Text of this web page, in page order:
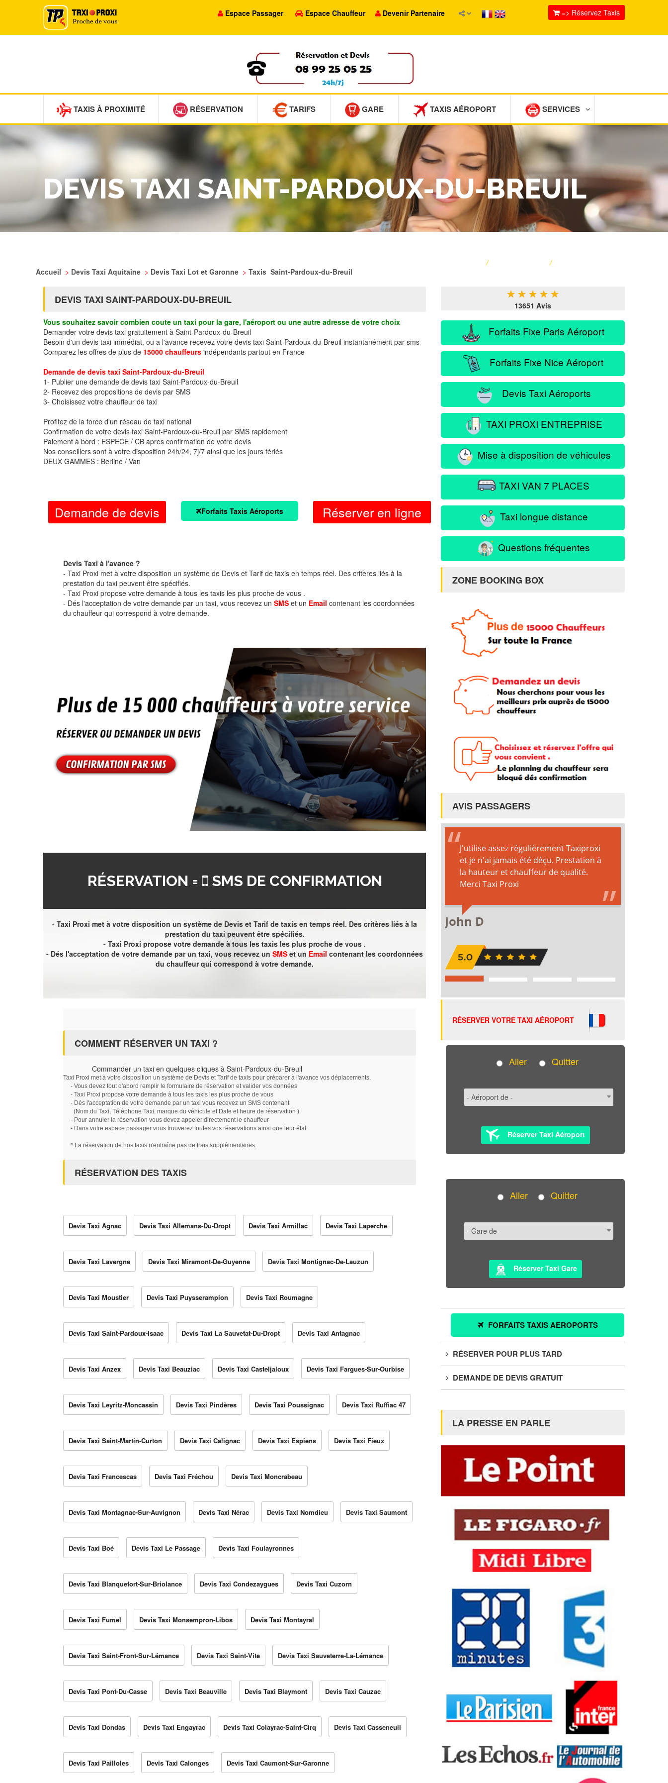
Espace Passager Espace Chauffeur Devenir Partenaire => Réservez Taxis
TAXIS À PROXIMITÉ RÉSERVATION TARIFS GARE TAXIS AÉROPORT SERVICES
DEVIS TAXI SAINT-PARDOUX-DU-BREUIL
/ /
Accueil > Devis Taxi Aquitaine > Devis Taxi Lot et Garonne > Taxis Saint-Pardoux-du-Breuil
DEVIS TAXI SAINT-PARDOUX-DU-BREUIL
Vous souhaitez savoir combien coute un taxi pour la gare, l'aéroport ou une autre adresse de votre choix
Demander votre devis taxi gratuitement à Saint-Pardoux-du-Breuil
Besoin d'un devis taxi immédiat, ou a l'avance recevez votre devis taxi Saint-Pardoux-du-Breuil instantanément par sms
Comparez les offres de plus de 15000 chauffeurs indépendants partout en France
Demande de devis taxi Saint-Pardoux-du-Breuil
1- Publier une demande de devis taxi Saint-Pardoux-du-Breuil
2- Recevez des propositions de devis par SMS
3- Choisissez votre chauffeur de taxi
Profitez de la force d'un réseau de taxi national
Confirmation de votre devis taxi Saint-Pardoux-du-Breuil par SMS rapidement
Paiement à bord : ESPECE / CB apres confirmation de votre devis
Nos conseillers sont à votre disposition 24h/24, 7j/7 ainsi que les jours fériés
DEUX GAMMES : Berline / Van
Demande de devis Forfaits Taxis Aéroports Réserver en ligne
Devis Taxi à l'avance ?
- Taxi Proxi met à votre disposition un système de Devis et Tarif de taxis en temps réel. Des critères liés à la
prestation du taxi peuvent être spécifiés.
- Taxi Proxi propose votre demande à tous les taxis les plus proche de vous .
- Dés l'acceptation de votre demande par un taxi, vous recevez un SMS et un Email contenant les coordonnées
du chauffeur qui correspond à votre demande.
RÉSERVATION = SMS DE CONFIRMATION
- Taxi Proxi met à votre disposition un système de Devis et Tarif de taxis en temps réel. Des critères liés à la
prestation du taxi peuvent être spécifiés.
- Taxi Proxi propose votre demande à tous les taxis les plus proche de vous .
- Dés l'acceptation de votre demande par un taxi, vous recevez un SMS et un Email contenant les coordonnées
du chauffeur qui correspond à votre demande.
COMMENT RÉSERVER UN TAXI ?
Commander un taxi en quelques cliques à Saint-Pardoux-du-Breuil
Taxi Proxi met à votre disposition un système de Devis et Tarif de taxis pour préparer à l'avance vos déplacements.
- Vous devez tout d'abord remplir le formulaire de réservation et valider vos données
- Taxi Proxi propose votre demande à tous les taxis les plus proche de vous
- Dés l'acceptation de votre demande par un taxi vous recevez un SMS contenant
(Nom du Taxi, Téléphone Taxi, marque du véhicule et Date et heure de réservation )
- Pour annuler la réservation vous devez appeler directement le chauffeur
- Dans votre espace passager vous trouverez toutes vos réservations ainsi que leur état.
* La réservation de nos taxis n'entraîne pas de frais supplémentaires.
RÉSERVATION DES TAXIS
Devis Taxi Agnac Devis Taxi Allemans-Du-Dropt Devis Taxi Armillac Devis Taxi Laperche
Devis Taxi Lavergne Devis Taxi Miramont-De-Guyenne Devis Taxi Montignac-De-Lauzun
Devis Taxi Moustier Devis Taxi Puysserampion Devis Taxi Roumagne
Devis Taxi Saint-Pardoux-Isaac Devis Taxi La Sauvetat-Du-Dropt Devis Taxi Antagnac
Devis Taxi Anzex Devis Taxi Beauziac Devis Taxi Casteljaloux Devis Taxi Fargues-Sur-Ourbise
Devis Taxi Leyritz-Moncassin Devis Taxi Pindères Devis Taxi Poussignac Devis Taxi Ruffiac 47
Devis Taxi Saint-Martin-Curton Devis Taxi Calignac Devis Taxi Espiens Devis Taxi Fieux
Devis Taxi Francescas Devis Taxi Fréchou Devis Taxi Moncrabeau
Devis Taxi Montagnac-Sur-Auvignon Devis Taxi Nérac Devis Taxi Nomdieu Devis Taxi Saumont
Devis Taxi Boé Devis Taxi Le Passage Devis Taxi Foulayronnes
Devis Taxi Blanquefort-Sur-Briolance Devis Taxi Condezaygues Devis Taxi Cuzorn
Devis Taxi Fumel Devis Taxi Monsempron-Libos Devis Taxi Montayral
Devis Taxi Saint-Front-Sur-Lémance Devis Taxi Saint-Vite Devis Taxi Sauveterre-La-Lémance
Devis Taxi Pont-Du-Casse Devis Taxi Beauville Devis Taxi Blaymont Devis Taxi Cauzac
Devis Taxi Dondas Devis Taxi Engayrac Devis Taxi Colayrac-Saint-Cirq Devis Taxi Casseneuil
Devis Taxi Pailloles Devis Taxi Calonges Devis Taxi Caumont-Sur-Garonne
★ ★ ★ ★ ★
13651 Avis
Forfaits Fixe Paris Aéroport
Forfaits Fixe Nice Aéroport
Devis Taxi Aéroports
TAXI PROXI ENTREPRISE
Mise à disposition de véhicules
TAXI VAN 7 PLACES
Taxi longue distance
Questions fréquentes
ZONE BOOKING BOX
AVIS PASSAGERS
RÉSERVER VOTRE TAXI AÉROPORT
Aller Quitter
Réserver Taxi Aéroport
Aller Quitter
Réserver Taxi Gare
FORFAITS TAXIS AEROPORTS
RÉSERVER POUR PLUS TARD
DEMANDE DE DEVIS GRATUIT
LA PRESSE EN PARLE